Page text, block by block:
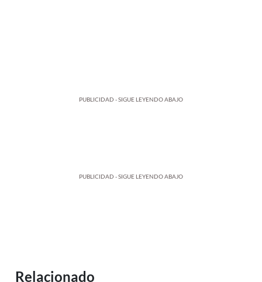
PUBLICIDAD - SIGUE LEYENDO ABAJO
PUBLICIDAD - SIGUE LEYENDO ABAJO
Relacionado